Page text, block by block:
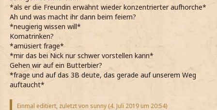
*als er die Freundin erwähnt wieder konzentrierter aufhorche*
Ah und was macht ihr dann beim feiern?
*neugierig wissen will*
Komatrinken?
*amüsiert frage*
*mir das bei Nick nur schwer vorstellen kann*
Gehen wir auf ein Butterbier?
*frage und auf das 3B deute, das gerade auf unserem Weg
auftaucht*
Einmal editiert, zuletzt von sunny (4. Juli 2019 um 20:54)